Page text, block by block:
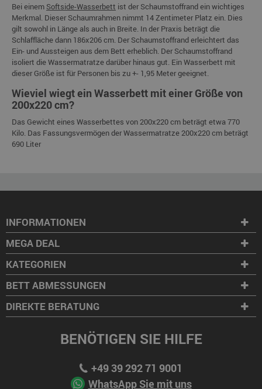
Bei einem Softside-Wasserbett ist der Schaumstoffrand ein wichtiges
Merkmal. Dieser Schaumrahmen nimmt 14 Zentimeter Platz ein. Dies
gilt sowohl in Länge als auch in Breite. In der Praxis beträgt die
Schlaffläche dann 186x206 cm. Der Schaumstoffrand erleichtert das
Ein- und Aussteigen aus dem Bett erheblich. Der Schaumstoffrand
isoliert die Wassermatratze darüber hinaus gut. Ein Wasserbett mit
dieser Größe ist für Personen bis zu +- 1,95 Meter geeignet.
Wieviel wiegt ein Wasserbett mit einer Größe von
200x220 cm?
Das Gewicht eines Wasserbettes von 200x220 cm beträgt etwa 770
Kilo. Das Fassungsvermögen der Wassermatratze 200x220 cm beträgt
690 Liter
INFORMATIONEN
MEGA DEAL
KATEGORIEN
BETT ABMESSUNGEN
DIREKTE BERATUNG
BENÖTIGEN SIE HILFE
+49 39 292 71 9001
WhatsApp Sie mit uns